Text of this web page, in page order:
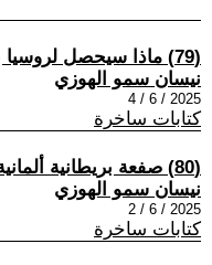
(79) ماذا سيحصل لروسيا بعد ضربه بيرل هاربر ؟
نيسان سمو الهوزي
2025 / 6 / 4
كتابات ساخرة
(80) صفعة بريطانية ألمانية فرنسية رهيبة لموسكو !
نيسان سمو الهوزي
2025 / 6 / 2
كتابات ساخرة